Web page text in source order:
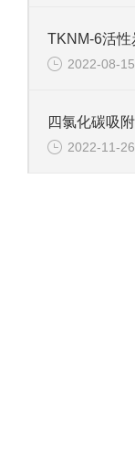
2022-08-15
2022-11-26